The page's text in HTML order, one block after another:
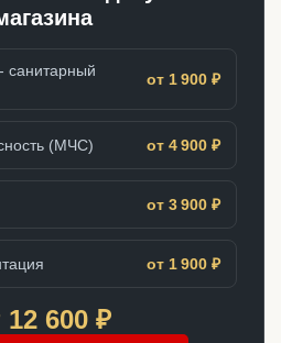
санитарный
от 1 900 ₽
(МЧС) от 4 900 ₽
от 3 900 ₽
от 1 900 ₽
12 600 ₽